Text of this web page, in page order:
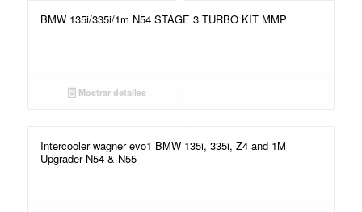
BMW 135i/335i/1m N54 STAGE 3 TURBO KIT MMP
Mostrar detalles
Intercooler wagner evo1 BMW 135i, 335i, Z4 and 1M
Upgrader N54 & N55